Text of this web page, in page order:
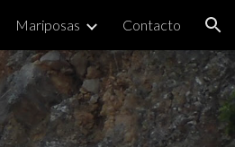
Mariposas Contacto